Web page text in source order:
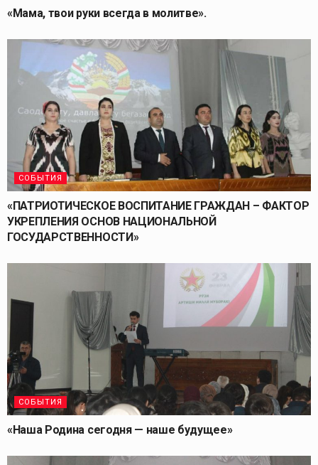
«Мама, твои руки всегда в молитве».
СОБЫТИЯ
«ПАТРИОТИЧЕСКОЕ ВОСПИТАНИЕ ГРАЖДАН – ФАКТОР
УКРЕПЛЕНИЯ ОСНОВ НАЦИОНАЛЬНОЙ
ГОСУДАРСТВЕННОСТИ»
СОБЫТИЯ
«Наша Родина сегодня — наше будущее»